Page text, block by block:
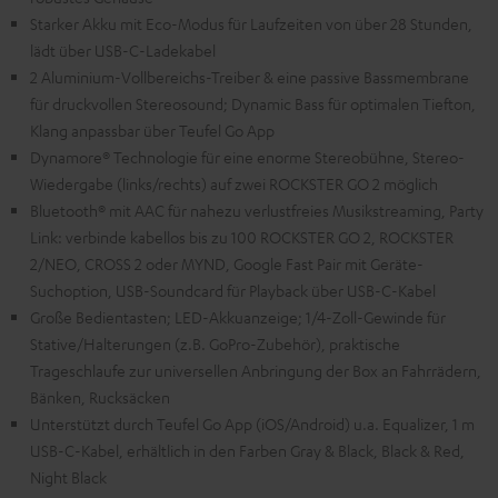
Starker Akku mit Eco-Modus für Laufzeiten von über 28 Stunden,
lädt über USB-C-Ladekabel
2 Aluminium-Vollbereichs-Treiber & eine passive Bassmembrane
für druckvollen Stereosound; Dynamic Bass für optimalen Tiefton,
Klang anpassbar über Teufel Go App
Dynamore® Technologie für eine enorme Stereobühne, Stereo-
Wiedergabe (links/rechts) auf zwei ROCKSTER GO 2 möglich
Bluetooth® mit AAC für nahezu verlustfreies Musikstreaming, Party
Link: verbinde kabellos bis zu 100 ROCKSTER GO 2, ROCKSTER
2/NEO, CROSS 2 oder MYND, Google Fast Pair mit Geräte-
Suchoption, USB-Soundcard für Playback über USB-C-Kabel
Große Bedientasten; LED-Akkuanzeige; 1/4-Zoll-Gewinde für
Stative/Halterungen (z.B. GoPro-Zubehör), praktische
Trageschlaufe zur universellen Anbringung der Box an Fahrrädern,
Bänken, Rucksäcken
Unterstützt durch Teufel Go App (iOS/Android) u.a. Equalizer, 1 m
USB-C-Kabel, erhältlich in den Farben Gray & Black, Black & Red,
Night Black